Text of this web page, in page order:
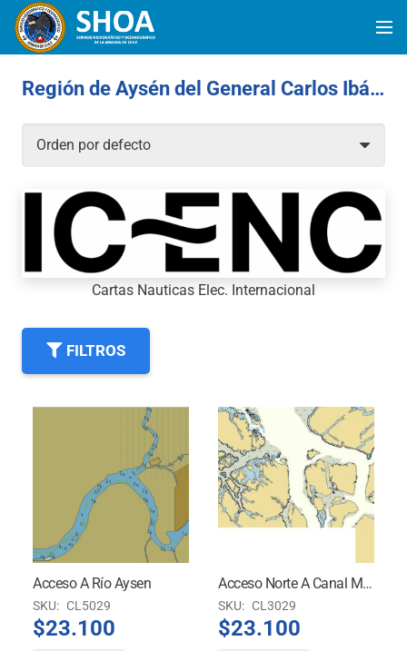
Región de Aysén del General Carlos Ibáñez del Campos
Cartas Nauticas Elec. Internacional
FILTROS
Acceso A Río Aysen
SKU: CL5029
$23.100
Acceso Norte A Canal Messier – Boca De Canales A Isla Van Der Meulen
SKU: CL3029
$23.100